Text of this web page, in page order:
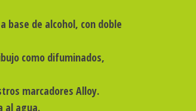
base de alcohol, con doble
como difuminados,
marcadores Alloy.
al agua.